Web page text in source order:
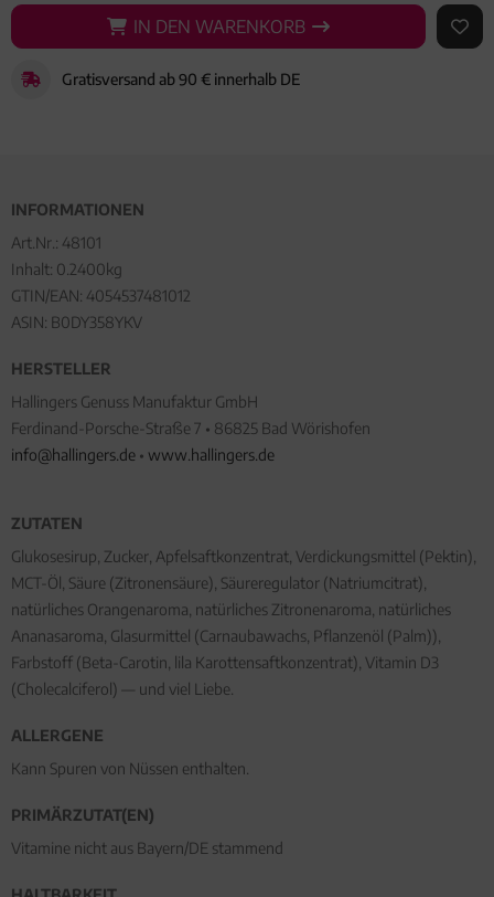
IN DEN WARENKORB
IN DEN WARENKORB AUF
Gratisversand ab 90 € innerhalb DE
INFORMATIONEN
Art.Nr.: 48101
Inhalt: 0.2400kg
GTIN/EAN: 4054537481012
ASIN: B0DY358YKV
HERSTELLER
Hallingers Genuss Manufaktur GmbH
Ferdinand-Porsche-Straße 7 • 86825 Bad Wörishofen
info@hallingers.de • www.hallingers.de
ZUTATEN
Glukosesirup, Zucker, Apfelsaftkonzentrat, Verdickungsmittel (Pektin),
MCT-Öl, Säure (Zitronensäure), Säureregulator (Natriumcitrat),
natürliches Orangenaroma, natürliches Zitronenaroma, natürliches
Ananasaroma, Glasurmittel (Carnaubawachs, Pflanzenöl (Palm)),
Farbstoff (Beta-Carotin, lila Karottensaftkonzentrat), Vitamin D3
(Cholecalciferol) — und viel Liebe.
ALLERGENE
Kann Spuren von Nüssen enthalten.
PRIMÄRZUTAT(EN)
Vitamine nicht aus Bayern/DE stammend